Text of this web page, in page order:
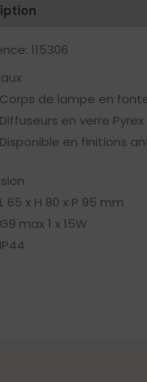
115306
Corps de lampe en
Diffuseurs en verre
Disponible en finitions
L 65 x H 80 x P 95 mm
G9 max 1 x 15W
IP44